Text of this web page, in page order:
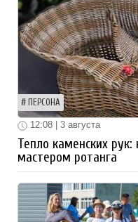
ПЕРСОНА
12:08 | 3 августа
Тепло каменских рук:
мастером ротанга